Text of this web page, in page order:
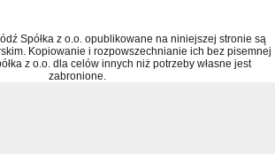
Spółka z o.o. opublikowane na niniejszej stronie są
Kopiowanie i rozpowszechnianie ich bez pisemnej
z o.o. dla celów innych niż potrzeby własne jest
zabronione.